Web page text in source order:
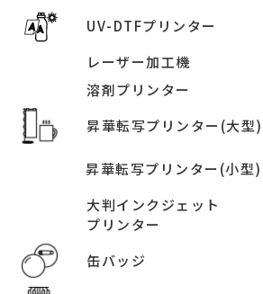
UV-DTFプリンター
レーザー加工機
溶剤プリンター
昇華転写プリンター(大型)
昇華転写プリンター(小型)
大判インクジェット
プリンター
缶バッジ